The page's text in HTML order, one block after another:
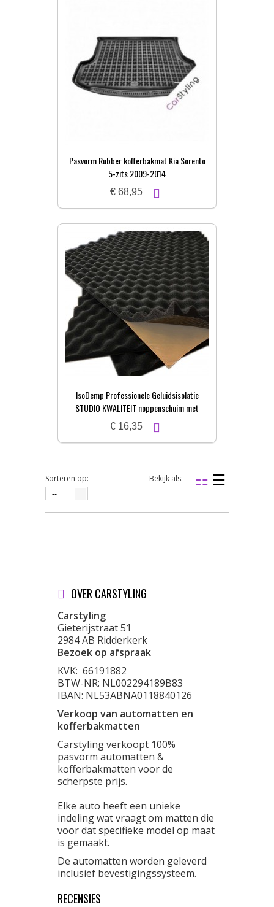
Pasvorm Rubber kofferbakmat Kia Sorento
5-zits 2009-2014
€ 68,95
IsoDemp Professionele Geluidsisolatie
STUDIO KWALITEIT noppenschuim met
zelfkl. laag | 3x50x100cm
€ 16,35
Sorteren op:
--
Bekijk als:
OVER CARSTYLING
Carstyling
Gieterijstraat 51
2984 AB Ridderkerk
Bezoek op afspraak
KVK: 66191882
BTW-NR: NL002294189B83
IBAN: NL53ABNA0118840126
Verkoop van automatten en
kofferbakmatten
Carstyling verkoopt 100%
pasvorm automatten &
kofferbakmatten voor de
scherpste prijs.
Elke auto heeft een unieke
indeling wat vraagt om matten die
voor dat specifieke model op maat
is gemaakt.
De automatten worden geleverd
inclusief bevestigingssysteem.
RECENSIES